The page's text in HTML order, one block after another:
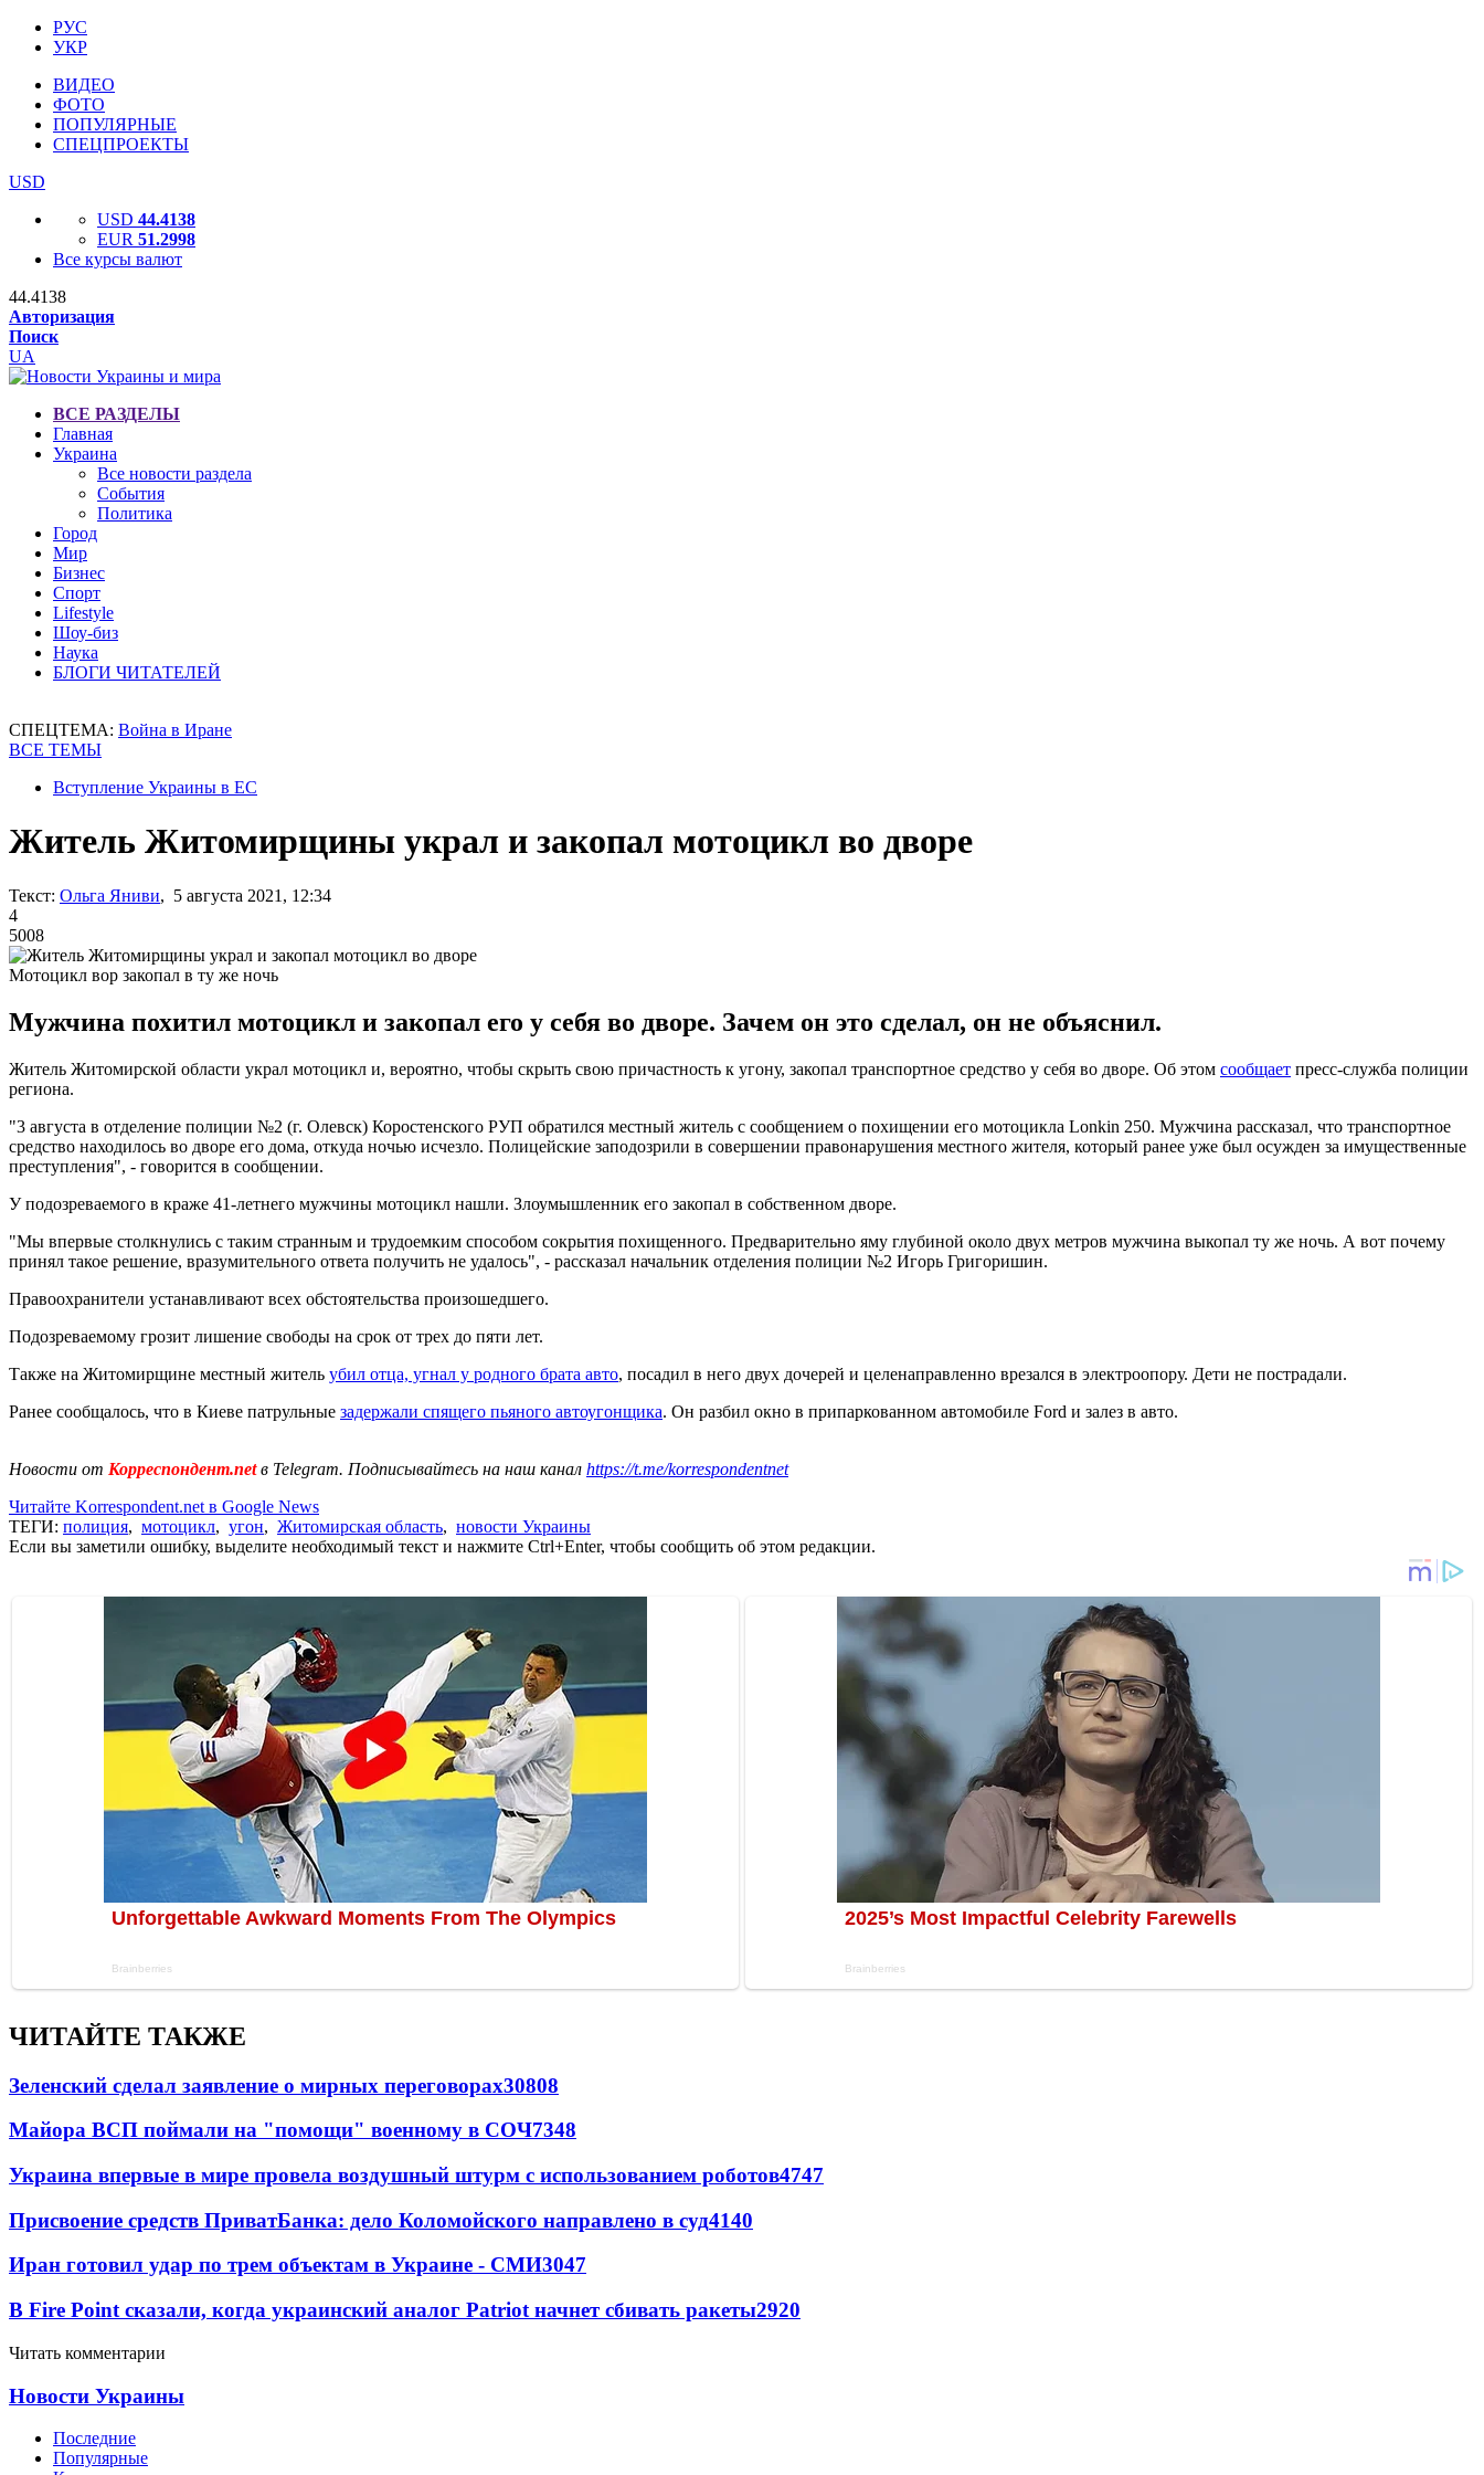
РУС
УКР
ВИДЕО
ФОТО
ПОПУЛЯРНЫЕ
СПЕЦПРОЕКТЫ
USD
USD 44.4138
EUR 51.2998
Все курсы валют
44.4138
Авторизация
Поиск
UA
ВСЕ РАЗДЕЛЫ
Главная
Украина
Все новости раздела
События
Политика
Город
Мир
Бизнес
Спорт
Lifestyle
Шоу-биз
Наука
БЛОГИ ЧИТАТЕЛЕЙ
СПЕЦТЕМА: Война в Иране
ВСЕ ТЕМЫ
Вступление Украины в ЕС
Житель Житомирщины украл и закопал мотоцикл во дворе
Текст: Ольга Яниви, 5 августа 2021, 12:34
4
5008
Мотоцикл вор закопал в ту же ночь
Мужчина похитил мотоцикл и закопал его у себя во дворе. Зачем он это сделал, он не объяснил.
Житель Житомирской области украл мотоцикл и, вероятно, чтобы скрыть свою причастность к угону, закопал транспортное средство у себя во дворе. Об этом сообщает пресс-служба полиции
региона.
"3 августа в отделение полиции №2 (г. Олевск) Коростенского РУП обратился местный житель с сообщением о похищении его мотоцикла Lonkin 250. Мужчина рассказал, что транспортное
средство находилось во дворе его дома, откуда ночью исчезло. Полицейские заподозрили в совершении правонарушения местного жителя, который ранее уже был осужден за имущественные
преступления", - говорится в сообщении.
У подозреваемого в краже 41-летнего мужчины мотоцикл нашли. Злоумышленник его закопал в собственном дворе.
"Мы впервые столкнулись с таким странным и трудоемким способом сокрытия похищенного. Предварительно яму глубиной около двух метров мужчина выкопал ту же ночь. А вот почему
принял такое решение, вразумительного ответа получить не удалось", - рассказал начальник отделения полиции №2 Игорь Григоришин.
Правоохранители устанавливают всех обстоятельства произошедшего.
Подозреваемому грозит лишение свободы на срок от трех до пяти лет.
Также на Житомирщине местный житель убил отца, угнал у родного брата авто, посадил в него двух дочерей и целенаправленно врезался в электроопору. Дети не пострадали.
Ранее сообщалось, что в Киеве патрульные задержали спящего пьяного автоугонщика. Он разбил окно в припаркованном автомобиле Ford и залез в авто.
Новости от Корреспондент.netв Telegram. Подписывайтесь на наш канал https://t.me/korrespondentnet
Читайте Korrespondent.net в Google News
ТЕГИ: полиция, мотоцикл, угон, Житомирская область, новости Украины
Если вы заметили ошибку, выделите необходимый текст и нажмите Ctrl+Enter, чтобы сообщить об этом редакции.
ЧИТАЙТЕ ТАКЖЕ
Зеленский сделал заявление о мирных переговорах30808
Майора ВСП поймали на "помощи" военному в СОЧ7348
Украина впервые в мире провела воздушный штурм с использованием роботов4747
Присвоение средств ПриватБанка: дело Коломойского направлено в суд4140
Иран готовил удар по трем объектам в Украине - СМИ3047
В Fire Point сказали, когда украинский аналог Patriot начнет сбивать ракеты2920
Читать комментарии
Новости Украины
Последние
Популярные